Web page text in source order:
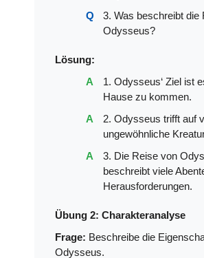
3. Was beschreibt die
Odysseus?
Lösung:
1. Odysseus‘ Ziel ist
Hause zu kommen.
2. Odysseus trifft auf
ungewöhnliche
3. Die Reise von
beschreibt viele
Herausforderungen.
Übung 2: Charakteranalyse
Frage: Beschreibe die
Odysseus.